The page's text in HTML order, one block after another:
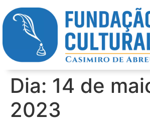
Dia: 14 de
2023